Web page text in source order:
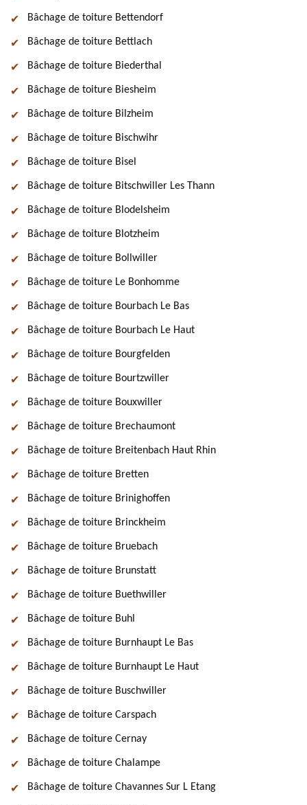
Bâchage de toiture Bettendorf
Bâchage de toiture Bettlach
Bâchage de toiture Biederthal
Bâchage de toiture Biesheim
Bâchage de toiture Bilzheim
Bâchage de toiture Bischwihr
Bâchage de toiture Bisel
Bâchage de toiture Bitschwiller Les Thann
Bâchage de toiture Blodelsheim
Bâchage de toiture Blotzheim
Bâchage de toiture Bollwiller
Bâchage de toiture Le Bonhomme
Bâchage de toiture Bourbach Le Bas
Bâchage de toiture Bourbach Le Haut
Bâchage de toiture Bourgfelden
Bâchage de toiture Bourtzwiller
Bâchage de toiture Bouxwiller
Bâchage de toiture Brechaumont
Bâchage de toiture Breitenbach Haut Rhin
Bâchage de toiture Bretten
Bâchage de toiture Brinighoffen
Bâchage de toiture Brinckheim
Bâchage de toiture Bruebach
Bâchage de toiture Brunstatt
Bâchage de toiture Buethwiller
Bâchage de toiture Buhl
Bâchage de toiture Burnhaupt Le Bas
Bâchage de toiture Burnhaupt Le Haut
Bâchage de toiture Buschwiller
Bâchage de toiture Carspach
Bâchage de toiture Cernay
Bâchage de toiture Chalampe
Bâchage de toiture Chavannes Sur L Etang